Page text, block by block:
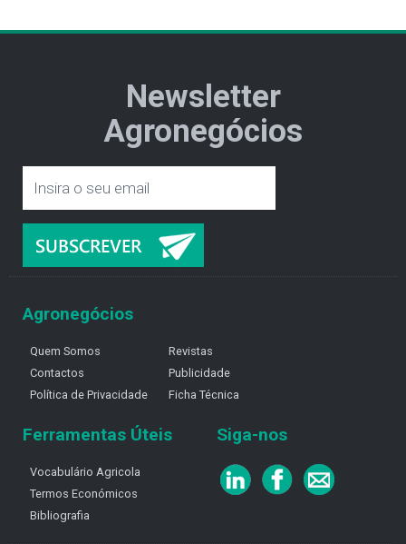
Newsletter
Agronegócios
Agronegócios
Quem Somos
Contactos
Política de Privacidade
Revistas
Publicidade
Ficha Técnica
Ferramentas Úteis
Vocabulário Agricola
Termos Económicos
Bibliografia
Siga-nos